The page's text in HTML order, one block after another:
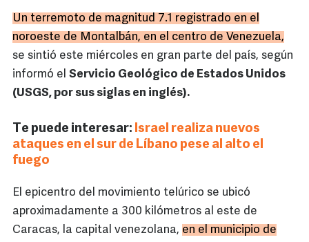
Un terremoto de magnitud 7.1 registrado en el
noroeste de Montalbán, en el centro de Venezuela,
se sintió este miércoles en gran parte del país, según
informó el Servicio Geológico de Estados Unidos
(USGS, por sus siglas en inglés).
Te puede interesar: Israel realiza nuevos
ataques en el sur de Líbano pese al alto el
fuego
El epicentro del movimiento telúrico se ubicó
aproximadamente a 300 kilómetros al este de
Caracas, la capital venezolana, en el municipio de